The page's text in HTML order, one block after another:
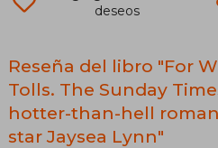
deseos
Reseña del libro "For
Tolls. The Sunday
hotter-than-hell
star Jaysea Lynn"